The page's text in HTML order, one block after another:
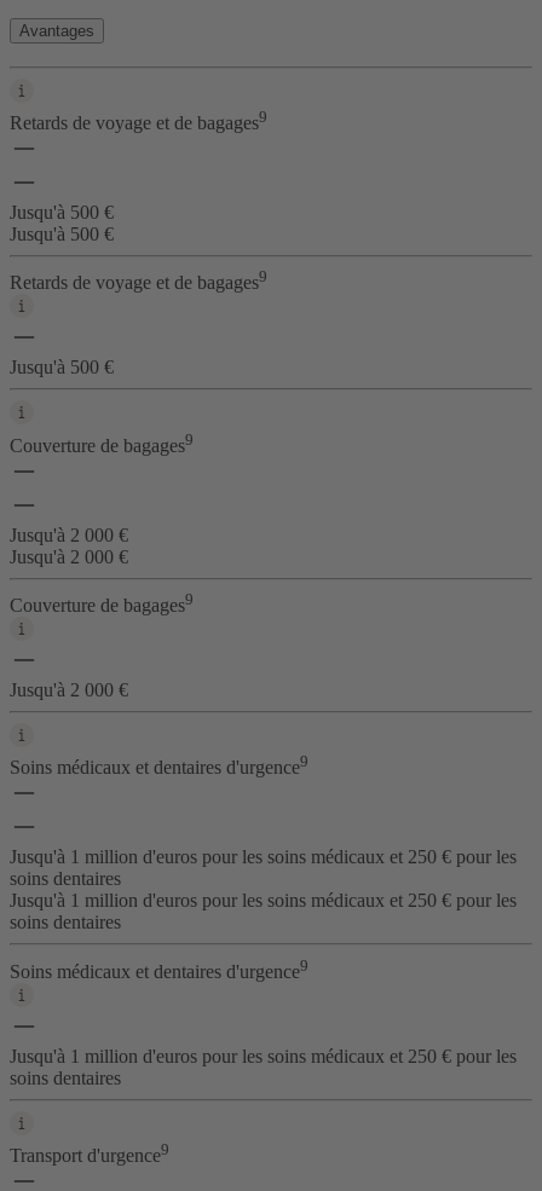
Avantages
Retards de voyage et de bagages9
Jusqu'à 500 €
Jusqu'à 500 €
Retards de voyage et de bagages9
Jusqu'à 500 €
Couverture de bagages9
Jusqu'à 2 000 €
Jusqu'à 2 000 €
Couverture de bagages9
Jusqu'à 2 000 €
Soins médicaux et dentaires d'urgence9
Jusqu'à 1 million d'euros pour les soins médicaux et 250 € pour les
soins dentaires
Jusqu'à 1 million d'euros pour les soins médicaux et 250 € pour les
soins dentaires
Soins médicaux et dentaires d'urgence9
Jusqu'à 1 million d'euros pour les soins médicaux et 250 € pour les
soins dentaires
Transport d'urgence9